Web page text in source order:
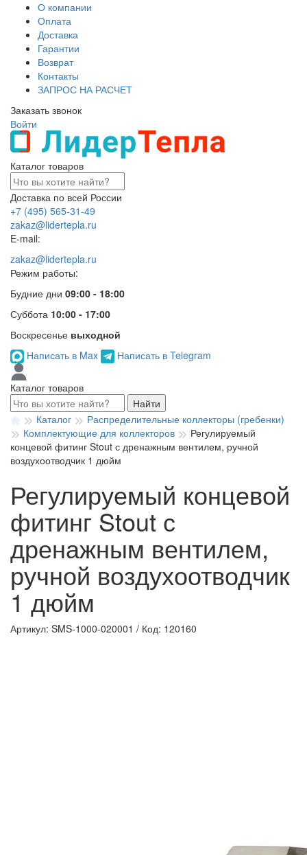
О компании
Оплата
Доставка
Гарантии
Возврат
Контакты
ЗАПРОС НА РАСЧЕТ
Заказать звонок
Войти
Каталог товаров
Доставка по всей России
+7 (495) 565-31-49
zakaz@lidertepla.ru
E-mail:
zakaz@lidertepla.ru
Режим работы:
Будние дни 09:00 - 18:00
Суббота 10:00 - 17:00
Воскресенье выходной
Написать в Max
Написать в Telegram
Каталог товаров
Найти
Каталог
Распределительные коллекторы (гребенки)
Комплектующие для коллекторов
Регулируемый
концевой фитинг Stout с дренажным вентилем, ручной
воздухоотводчик 1 дюйм
Регулируемый концевой
фитинг Stout с
дренажным вентилем,
ручной воздухоотводчик
1 дюйм
Артикул: SMS-1000-020001 / Код: 120160